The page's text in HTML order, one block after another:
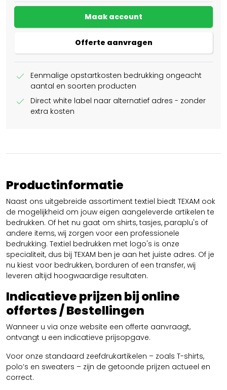
Maak account
Offerte aanvragen
check
Eenmalige opstartkosten bedrukking ongeacht
aantal en soorten producten
check
Direct white label naar alternatief adres - zonder
extra kosten
Productinformatie
Naast ons uitgebreide assortiment textiel biedt TEXAM ook
de mogelijkheid om jouw eigen aangeleverde artikelen te
bedrukken. Of het nu gaat om shirts, tasjes, paraplu's of
andere items, wij zorgen voor een professionele
bedrukking. Textiel bedrukken met logo's is onze
specialiteit, dus bij TEXAM ben je aan het juiste adres. Of je
nu kiest voor bedrukken, borduren of een transfer, wij
leveren altijd hoogwaardige resultaten.
Indicatieve prijzen bij online
offertes / Bestellingen
Wanneer u via onze website een offerte aanvraagt,
ontvangt u een indicatieve prijsopgave.
Voor onze standaard zeefdrukartikelen – zoals T-shirts,
polo’s en sweaters – zijn de getoonde prijzen actueel en
correct.